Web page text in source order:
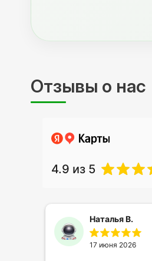
Отзывы о нас
4.9 из 5
Наталья В.
17 июня 2026